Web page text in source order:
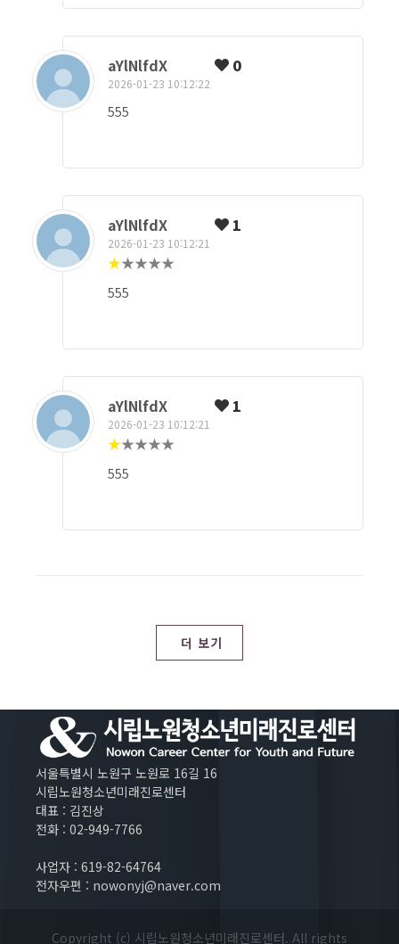
aYlNlfdX 0
2026-01-23 10:12:22
555
aYlNlfdX 1
2026-01-23 10:12:21
★★★★★
555
aYlNlfdX 1
2026-01-23 10:12:21
★★★★★
555
더 보기
서울특별시 노원구 노원로 16길 16
시립노원청소년미래진로센터
대표 : 김진상
전화 : 02-949-7766
사업자 : 619-82-64764
전자우편 : nowonyj@naver.com
Copyright (c) 시립노원청소년미래진로센터. All rights